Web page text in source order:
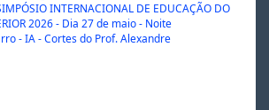
INTERNACIONAL DE EDUCAÇÃO DO
2026 - Dia 27 de maio - Noite
- IA - Cortes do Prof. Alexandre